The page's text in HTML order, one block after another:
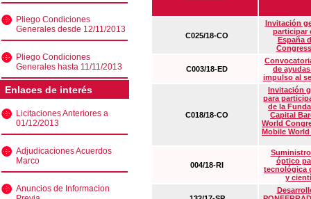
Pliego Condiciones
Generales desde 12/11/2013
Pliego Condiciones
Generales hasta 11/11/2013
Enlaces de interés
Licitaciones Anteriores a
01/12/2013
Adjudicaciones Acuerdos
Marco
Anuncios de Informacion
C025/18-CO
Invitación
participar
España
C003/18-ED
de
impulso al
C018/18-CO
Invitación
para
de la
Capital
World
Mobile
004/18-RI
óptico
tecnológica
y